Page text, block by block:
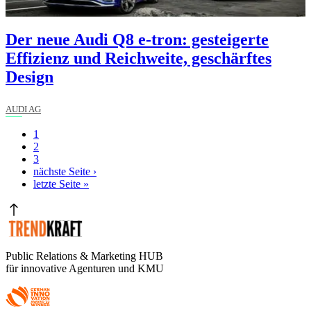
Der neue Audi Q8 e-tron: gesteigerte
Effizienz und Reichweite, geschärftes
Design
AUDI AG
Seitennummerierung
Aktuelle
Seite
1
Seite
2
Seite
3
Nächste
Seite
nächste Seite ›
Letzte
letzte Seite »
Public Relations & Marketing HUB
für innovative Agenturen und KMU